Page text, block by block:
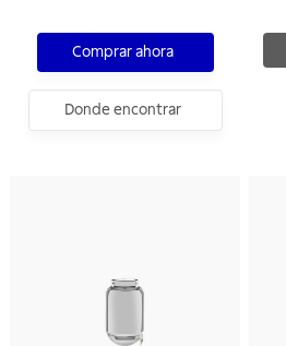
Comprar ahora
Donde encontrar